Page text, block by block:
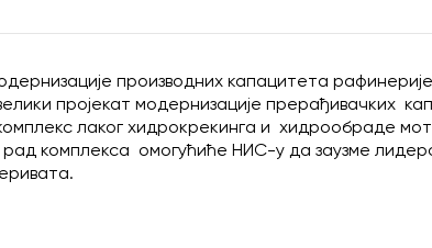
производних капацитета
пројекат модернизације прерађивачких
лаког хидрокрекинга и хидрообраде
комплекса омогућиће НИС-у да заузме